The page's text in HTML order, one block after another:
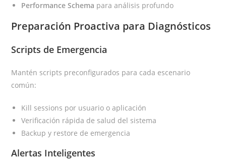
Performance Schema para análisis profundo
Preparación Proactiva para Diagnósticos
Scripts de Emergencia
Mantén scripts preconfigurados para cada escenario
común:
Kill sessions por usuario o aplicación
Verificación rápida de salud del sistema
Backup y restore de emergencia
Alertas Inteligentes